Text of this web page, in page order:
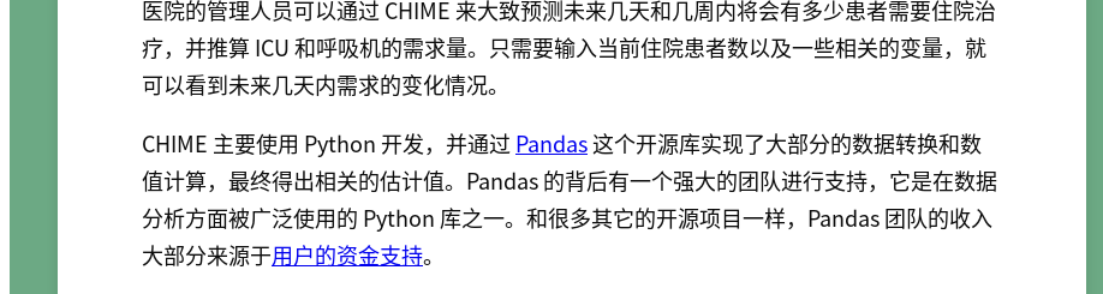
医院的管理人员可以通过 CHIME 来大致预测未来几天和几周内将会有多少患者需要住院治
疗，并推算 ICU 和呼吸机的需求量。只需要输入当前住院患者数以及一些相关的变量，就
可以看到未来几天内需求的变化情况。
CHIME 主要使用 Python 开发，并通过Pandas这个开源库实现了大部分的数据转换和数
值计算，最终得出相关的估计值。Pandas 的背后有一个强大的团队进行支持，它是在数据
分析方面被广泛使用的 Python 库之一。和很多其它的开源项目一样，Pandas 团队的收入
大部分来源于用户的资金支持。